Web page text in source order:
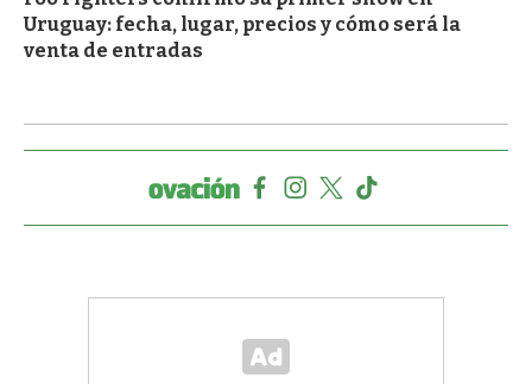
Uruguay: fecha, lugar, precios y cómo será la
venta de entradas